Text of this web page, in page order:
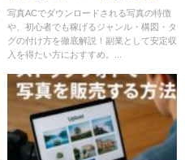
のコツとジャンル7選
写真ACでダウンロードされる写真の特徴
や、初心者でも稼げるジャンル・構図・タ
グの付け方を徹底解説！副業として安定収
入を得たい方におすすめ。...